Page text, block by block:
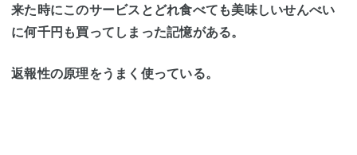
来た時にこのサービスとどれ食べても美味しいせんべい
に何千円も買ってしまった記憶がある。
返報性の原理をうまく使っている。